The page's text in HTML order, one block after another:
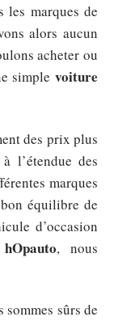
marques de
alors aucun
acheter ou
simple voiture
des prix plus
l’étendue des
marques
équilibre de
d’occasion
hOpauto, nous
sommes sûrs de